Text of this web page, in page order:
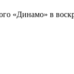
«Динамо» в